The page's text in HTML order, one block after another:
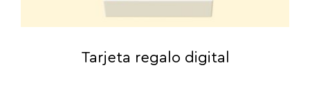
Tarjeta regalo digital